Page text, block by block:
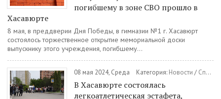
погибшему в зоне СВО прошло в
Хасавюрте
8 мая, в преддверии Дня Победы, в гимназии №1 г. Хасавюрт
состоялось торжественное открытие мемориальной доски
выпускнику этого учреждения, погибшему...
08 мая 2024, Среда Категория: Новости / Спорт
В Хасавюрте состоялась
легкоатлетическая эстафета,